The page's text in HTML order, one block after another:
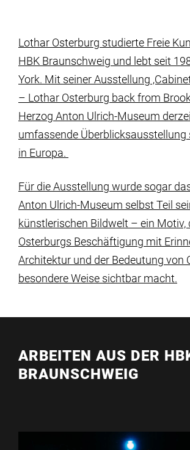
Lothar Osterburg studierte Freie
HBK Braunschweig und lebt seit
York. Mit seiner Ausstellung
– Lothar Osterburg back from
Herzog Anton Ulrich-Museum
umfassende Überblicksausstellung
in Europa.
Für die Ausstellung wurde sogar
Anton Ulrich-Museum selbst Teil
künstlerischen Bildwelt – ein Motiv,
Osterburgs Beschäftigung mit
Architektur und der Bedeutung von
besondere Weise sichtbar macht.
ARBEITEN AUS DER
BRAUNSCHWEIG